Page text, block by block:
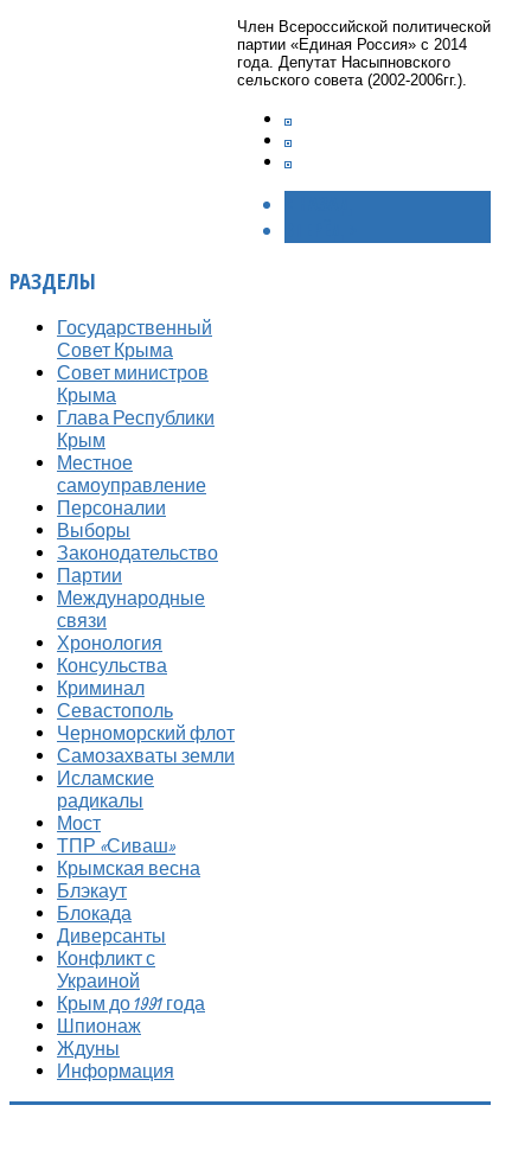
Член Всероссийской политической
партии «Единая Россия» с 2014
года. Депутат Насыпновского
сельского совета (2002-2006гг.).
РАЗДЕЛЫ
Государственный
Совет Крыма
Совет министров
Крыма
Глава Республики
Крым
Местное
самоуправление
Персоналии
Выборы
Законодательство
Партии
Международные
связи
Хронология
Консульства
Криминал
Севастополь
Черноморский флот
Самозахваты земли
Исламские
радикалы
Мост
ТПР «Сиваш»
Крымская весна
Блэкаут
Блокада
Диверсанты
Конфликт с
Украиной
Крым до 1991 года
Шпионаж
Ждуны
Информация